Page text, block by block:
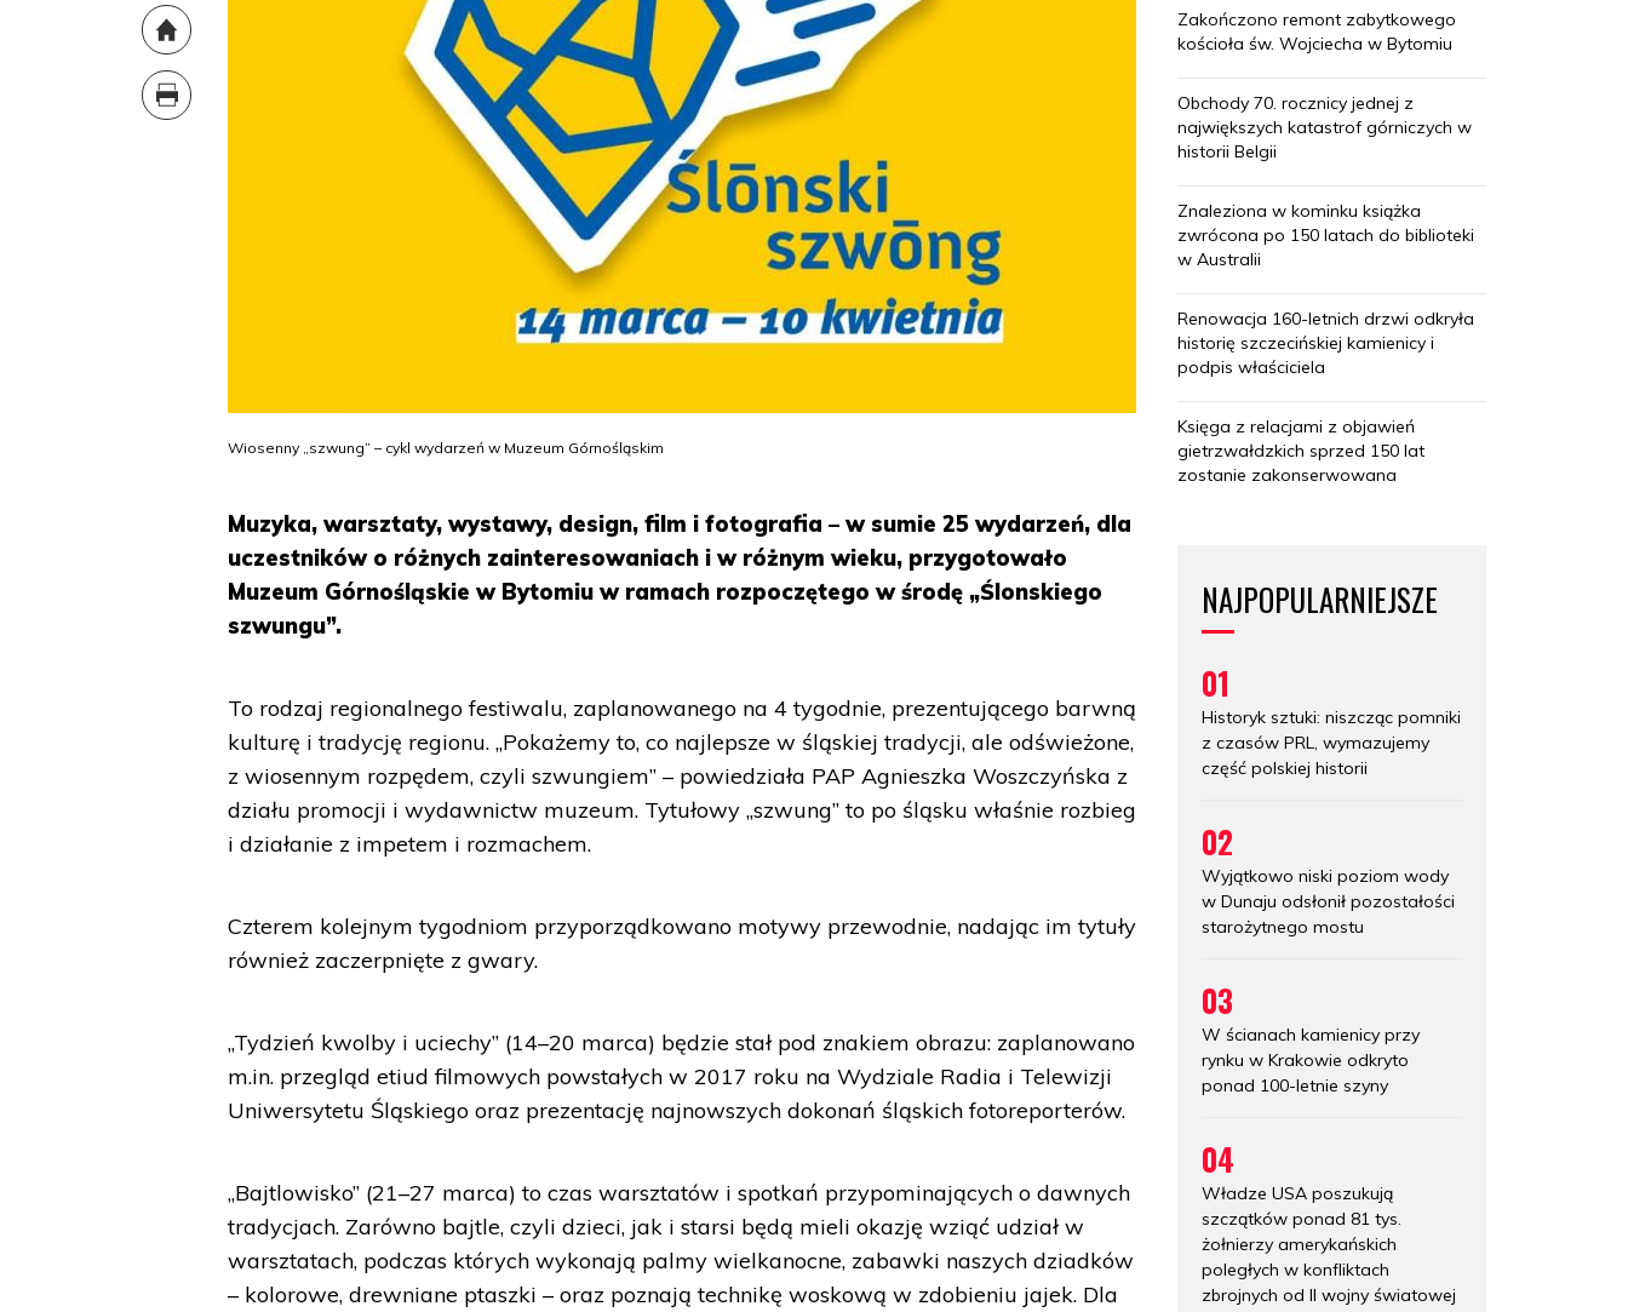
Wiosenny „szwung” – cykl wydarzeń w Muzeum Górnośląskim
Muzyka, warsztaty, wystawy, design, film i fotografia – w sumie 25 wydarzeń, dla
uczestników o różnych zainteresowaniach i w różnym wieku, przygotowało
Muzeum Górnośląskie w Bytomiu w ramach rozpoczętego w środę „Ślonskiego
szwungu”.
To rodzaj regionalnego festiwalu, zaplanowanego na 4 tygodnie, prezentującego barwną
kulturę i tradycję regionu. „Pokażemy to, co najlepsze w śląskiej tradycji, ale odświeżone,
z wiosennym rozpędem, czyli szwungiem” – powiedziała PAP Agnieszka Woszczyńska z
działu promocji i wydawnictw muzeum. Tytułowy „szwung” to po śląsku właśnie rozbieg
i działanie z impetem i rozmachem.
Czterem kolejnym tygodniom przyporządkowano motywy przewodnie, nadając im tytuły
również zaczerpnięte z gwary.
„Tydzień kwolby i uciechy” (14–20 marca) będzie stał pod znakiem obrazu: zaplanowano
m.in. przegląd etiud filmowych powstałych w 2017 roku na Wydziale Radia i Telewizji
Uniwersytetu Śląskiego oraz prezentację najnowszych dokonań śląskich fotoreporterów.
„Bajtlowisko” (21–27 marca) to czas warsztatów i spotkań przypominających o dawnych
tradycjach. Zarówno bajtle, czyli dzieci, jak i starsi będą mieli okazję wziąć udział w
warsztatach, podczas których wykonają palmy wielkanocne, zabawki naszych dziadków
– kolorowe, drewniane ptaszki – oraz poznają technikę woskową w zdobieniu jajek. Dla
Zakończono remont zabytkowego
kościoła św. Wojciecha w Bytomiu
Obchody 70. rocznicy jednej z
największych katastrof górniczych w
historii Belgii
Znaleziona w kominku książka
zwrócona po 150 latach do biblioteki
w Australii
Renowacja 160-letnich drzwi odkryła
historię szczecińskiej kamienicy i
podpis właściciela
Księga z relacjami z objawień
gietrzwałdzkich sprzed 150 lat
zostanie zakonserwowana
NAJPOPULARNIEJSZE
01
Historyk sztuki: niszcząc pomniki
z czasów PRL, wymazujemy
część polskiej historii
02
Wyjątkowo niski poziom wody
w Dunaju odsłonił pozostałości
starożytnego mostu
03
W ścianach kamienicy przy
rynku w Krakowie odkryto
ponad 100-letnie szyny
04
Władze USA poszukują
szczątków ponad 81 tys.
żołnierzy amerykańskich
poległych w konfliktach
zbrojnych od II wojny światowej